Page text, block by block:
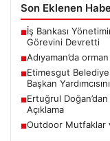
Son Eklenen
■İş Bankası
Görevini Devretti
■Adıyaman’da
■Etimesgut
Başkan
■Ertuğrul
Açıklama
■Outdoor Mutfaklar